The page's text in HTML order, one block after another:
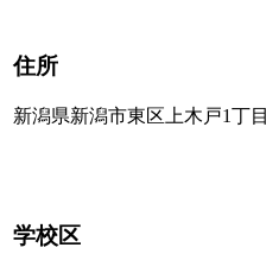
住所
新潟県新潟市東区上木戸1丁目
学校区